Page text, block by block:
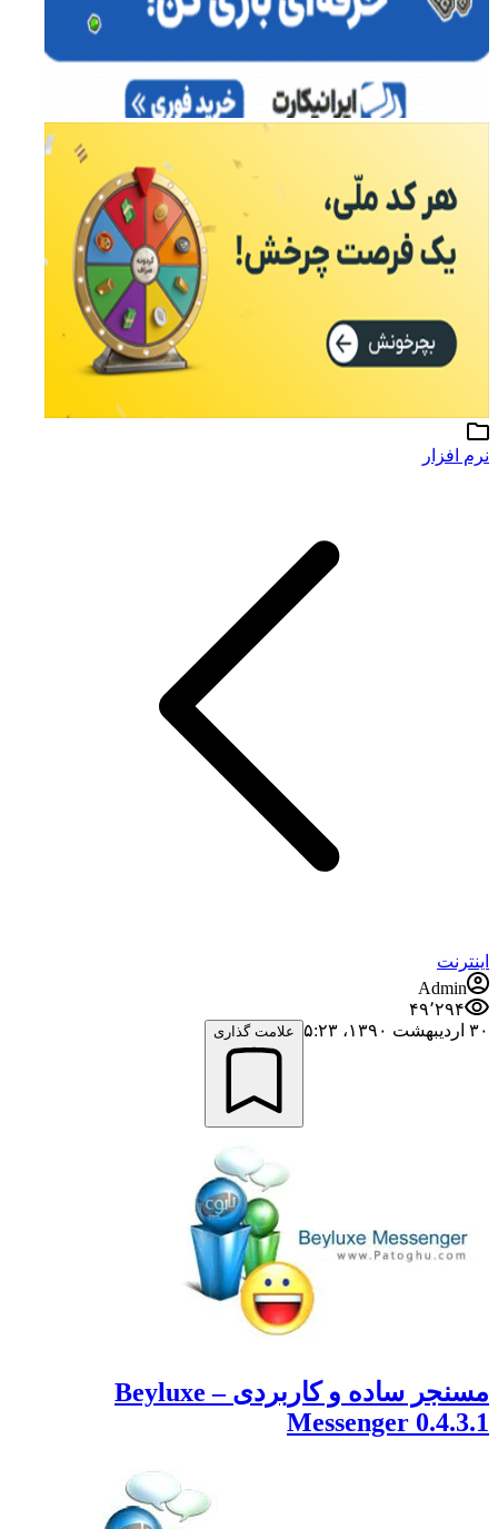
نرم افزار
اینترنت
Admin
۴۹٬۲۹۴
۳۰ اردیبهشت ۱۳۹۰،‏ ۵:۲۳
علامت گذاری
مسنجر ساده و کاربردی – Beyluxe
Messenger 0.4.3.1